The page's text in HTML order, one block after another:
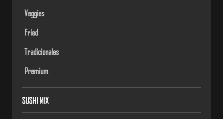
Veggies
Fried
Tradicionales
Premium
SUSHI MIX